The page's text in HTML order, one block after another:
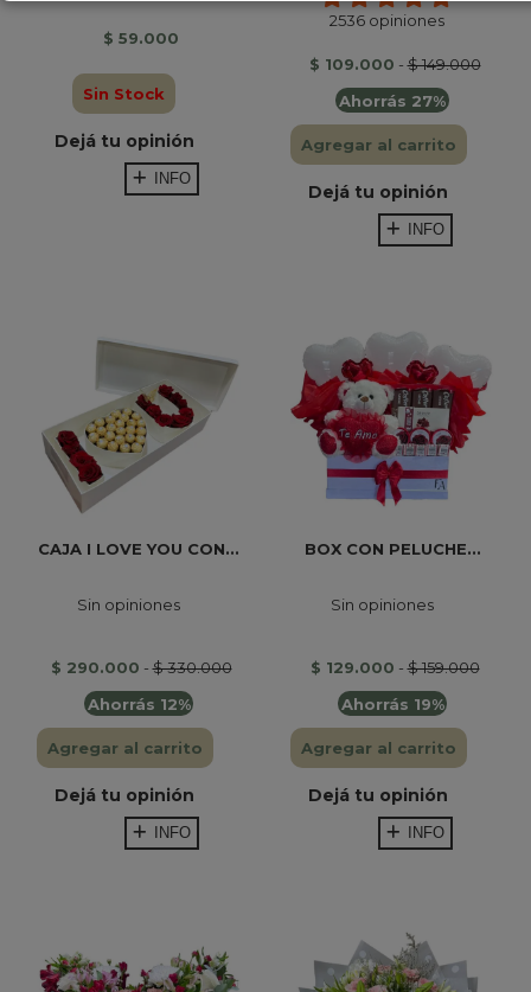
$ 59.000
Sin Stock
Dejá tu opinión
INFO
2536 opiniones
$ 109.000 -$ 149.000
Ahorrás 27%
Agregar al carrito
Dejá tu opinión
INFO
CAJA I LOVE YOU CON...
Sin opiniones
$ 290.000 -$ 330.000
Ahorrás 12%
Agregar al carrito
Dejá tu opinión
INFO
BOX CON PELUCHE...
Sin opiniones
$ 129.000 -$ 159.000
Ahorrás 19%
Agregar al carrito
Dejá tu opinión
INFO